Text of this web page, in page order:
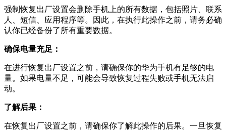
强制恢复出厂设置会删除手机上的所有数据，包括照片、联系
人、短信、应用程序等。因此，在执行此操作之前，请务必确
认你已经备份了所有重要数据。
确保电量充足：
在进行恢复出厂设置之前，请确保你的华为手机有足够的电
量。如果电量不足，可能会导致恢复过程失败或手机无法启
动。
了解后果：
在恢复出厂设置之前，请确保你了解此操作的后果。一旦恢复